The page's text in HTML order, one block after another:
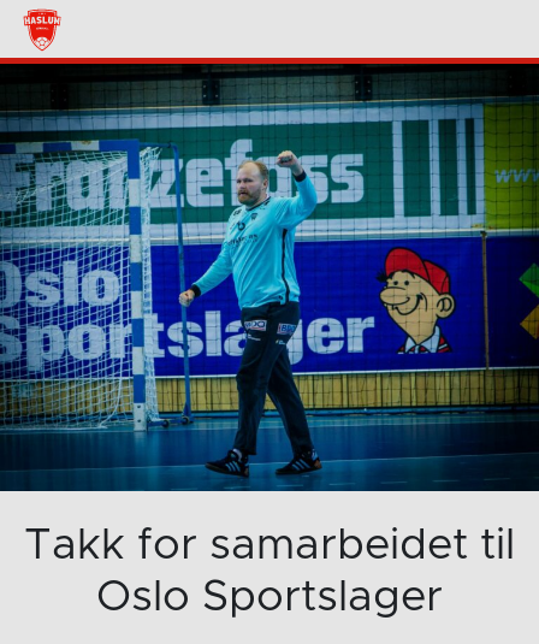
Takk for samarbeidet til
Oslo Sportslager